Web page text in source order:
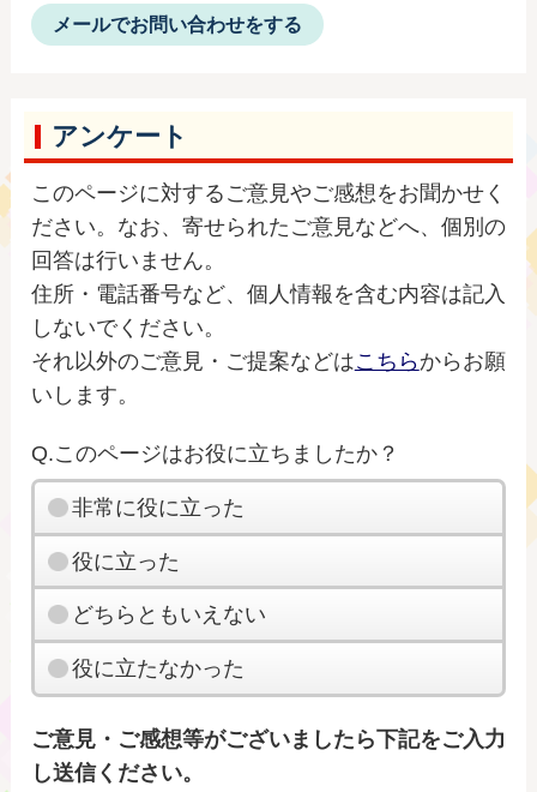
メールでお問い合わせをする
アンケート
このページに対するご意見やご感想をお聞かせく
ださい。なお、寄せられたご意見などへ、個別の
回答は行いません。
住所・電話番号など、個人情報を含む内容は記入
しないでください。
それ以外のご意見・ご提案などはこちらからお願
いします。
Q.このページはお役に立ちましたか？
非常に役に立った
役に立った
どちらともいえない
役に立たなかった
ご意見・ご感想等がございましたら下記をご入力
し送信ください。